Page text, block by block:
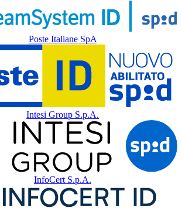
Poste Italiane SpA
Intesi Group S.p.A.
InfoCert S.p.A.